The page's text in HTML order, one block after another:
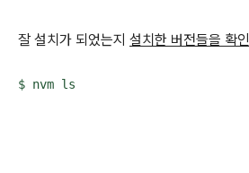
잘 설치가 되었는지 설치한 버전들을 확인
$ nvm ls